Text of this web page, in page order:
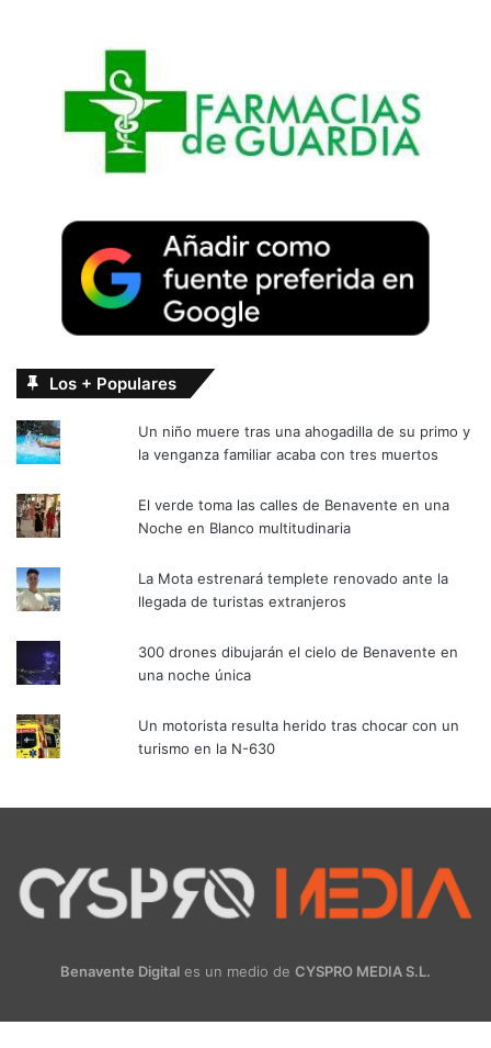
Los + Populares
Un niño muere tras una ahogadilla de su primo y
la venganza familiar acaba con tres muertos
El verde toma las calles de Benavente en una
Noche en Blanco multitudinaria
La Mota estrenará templete renovado ante la
llegada de turistas extranjeros
300 drones dibujarán el cielo de Benavente en
una noche única
Un motorista resulta herido tras chocar con un
turismo en la N-630
Benavente Digital es un medio de CYSPRO MEDIA S.L.